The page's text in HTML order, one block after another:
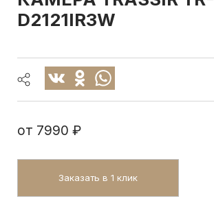
D2121IR3W
от 7990 ₽
Заказать в 1 клик